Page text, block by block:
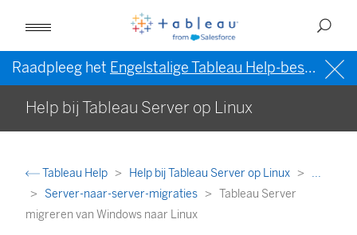
Raadpleeg het Engelstalige Tableau Help-bestand (VS)
Help bij Tableau Server op Linux
Tableau Help Help bij Tableau Server op Linux
...
Server-naar-server-migraties
Tableau Server
migreren van Windows naar Linux